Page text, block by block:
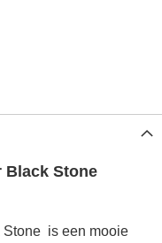
Black Stone
Stone is een mooie